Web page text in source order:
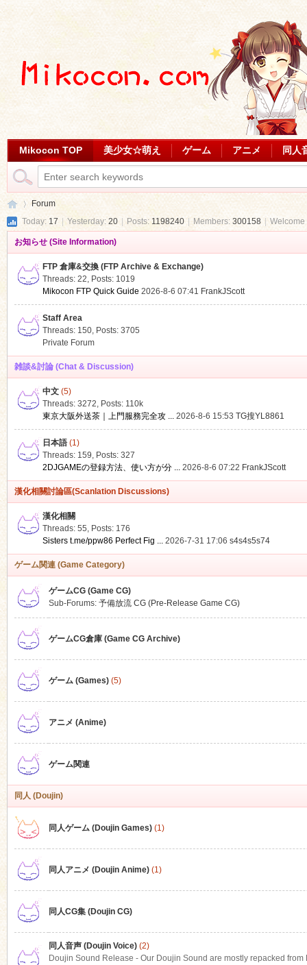
Mikocon TOP 美少女☆萌え ゲーム アニメ 同人
Forum
Today: 17 Yesterday: 20 Posts: 1198240 Members: 300158
お知らせ (Site Information)
FTP 倉庫&交換 (FTP Archive & Exchange)
Threads: 22, Posts: 1019
Mikocon FTP Quick Guide 2026-8-6 07:41 FrankJScott
Staff Area
Threads: 150, Posts: 3705
Private Forum
雑談&討論 (Chat & Discussion)
中文(5)
Threads: 3272, Posts: 110k
東京大阪外送茶｜上門服務完全攻 ... 2026-8-6 15:53 TG搜YL8861
日本語(1)
Threads: 159, Posts: 327
2DJGAMEの登録方法、使い方が分 ... 2026-8-6 07:22 FrankJScott
漢化相關討論區(Scanlation Discussions)
漢化相關
Threads: 55, Posts: 176
Sisters t.me/ppw86 Perfect Fig ... 2026-7-31 17:06 s4s4s5s74
ゲーム関連 (Game Category)
ゲームCG (Game CG)
Sub-Forums: 予備放流 CG (Pre-Release Game CG)
ゲームCG倉庫 (Game CG Archive)
ゲーム (Games)(5)
アニメ (Anime)
ゲーム関連
同人 (Doujin)
同人ゲーム (Doujin Games)(1)
同人アニメ (Doujin Anime)(1)
同人CG集 (Doujin CG)
同人音声 (Doujin Voice)(2)
Doujin Sound Release - Our Doujin Sound are mostly repacked